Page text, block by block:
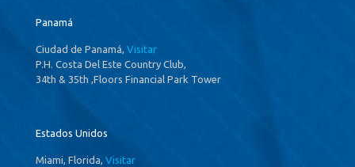
Panamá
Ciudad de Panamá, Visitar
P.H. Costa Del Este Country Club,
34th & 35th ,Floors Financial Park Tower
Estados Unidos
Miami, Florida, Visitar